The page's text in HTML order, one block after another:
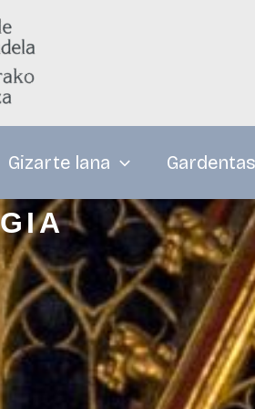
Gizarte lana